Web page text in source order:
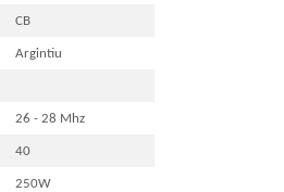
CB
Argintiu
26 - 28 Mhz
40
250W